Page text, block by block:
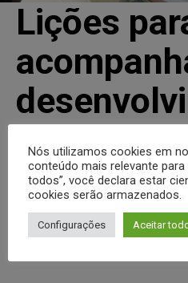
Lições
A formação do
resum...
Leia mais
Nós utilizamos cookies em
conteúdo mais relevante
todos”, você declara estar
cookies serão armazenados.
Configurações Aceitar